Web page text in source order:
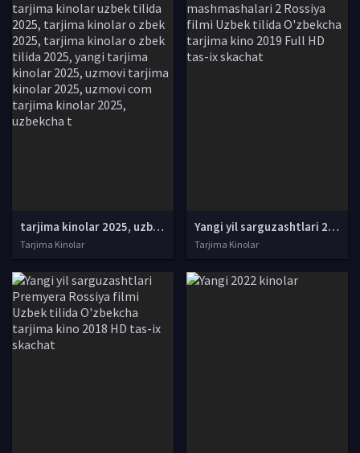
tarjima kinolar 2025, uzbek tarjima kinolar 2025, tarjima kinolar uzbek tilida 2025, tarjima kinolar o zbek 2025, tarjima kinolar o zbek tilida 2025, yangi tarjima kinolar 2025, uzmovi tarjima kinolar 2025, uzmovi com tarjima kinolar 2025, uzbekcha t
Tarjima Kinolar
Yangi yil sarguzashtlari 2 yohud Politsiya mashmashalari 2 Rossiya filmi Uzbek tilida O'zbekcha tarjima kino 2019 Full HD tas-ix skachat
Tarjima Kinolar